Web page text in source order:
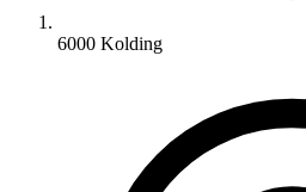
6000 Kolding